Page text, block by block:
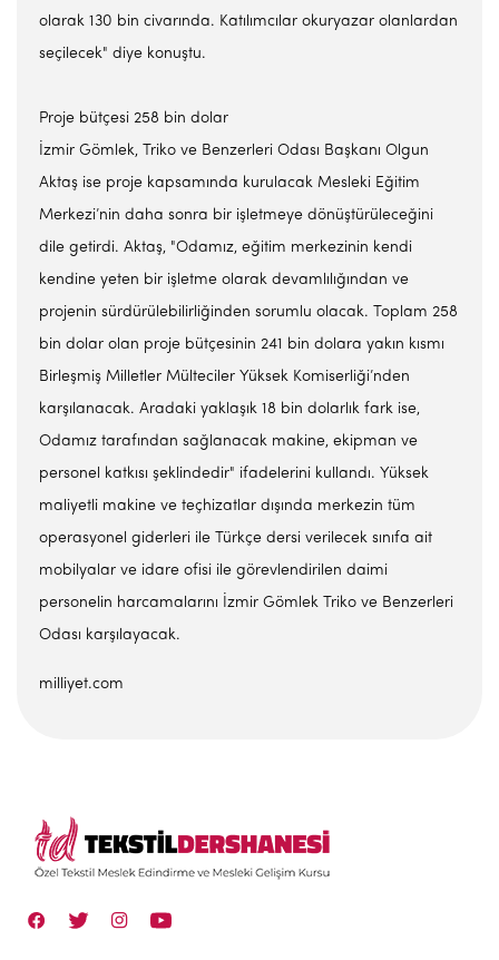
olarak 130 bin civarında. Katılımcılar okuryazar olanlardan
seçilecek" diye konuştu.
Proje bütçesi 258 bin dolar
İzmir Gömlek, Triko ve Benzerleri Odası Başkanı Olgun
Aktaş ise proje kapsamında kurulacak Mesleki Eğitim
Merkezi’nin daha sonra bir işletmeye dönüştürüleceğini
dile getirdi. Aktaş, "Odamız, eğitim merkezinin kendi
kendine yeten bir işletme olarak devamlılığından ve
projenin sürdürülebilirliğinden sorumlu olacak. Toplam 258
bin dolar olan proje bütçesinin 241 bin dolara yakın kısmı
Birleşmiş Milletler Mülteciler Yüksek Komiserliği’nden
karşılanacak. Aradaki yaklaşık 18 bin dolarlık fark ise,
Odamız tarafından sağlanacak makine, ekipman ve
personel katkısı şeklindedir" ifadelerini kullandı. Yüksek
maliyetli makine ve teçhizatlar dışında merkezin tüm
operasyonel giderleri ile Türkçe dersi verilecek sınıfa ait
mobilyalar ve idare ofisi ile görevlendirilen daimi
personelin harcamalarını İzmir Gömlek Triko ve Benzerleri
Odası karşılayacak.
milliyet.com